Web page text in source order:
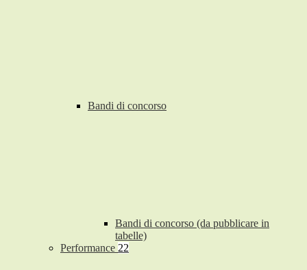
Bandi di concorso
Bandi di concorso (da pubblicare in
tabelle)
Performance 22